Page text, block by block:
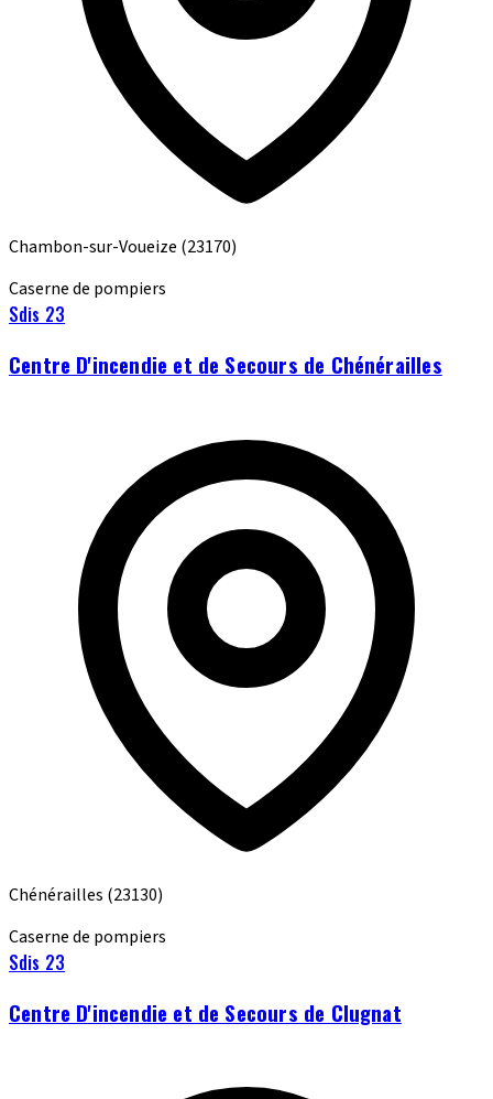
Chambon-sur-Voueize (23170)
Caserne de pompiers
Sdis 23
Centre D'incendie et de Secours de Chénérailles
Chénérailles (23130)
Caserne de pompiers
Sdis 23
Centre D'incendie et de Secours de Clugnat